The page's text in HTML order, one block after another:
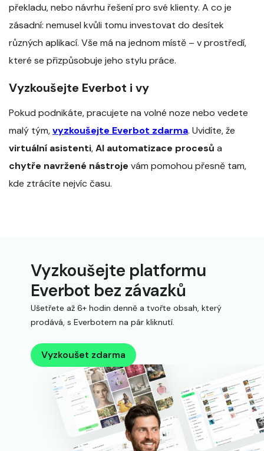
překladu, nebo návrhu řešení pro své klienty. A co je
zásadní: nemusel kvůli tomu investovat do desítek
různých aplikací. Vše má na jednom místě – v prostředí,
které se přizpůsobuje jeho stylu práce.
Vyzkoušejte Everbot i vy
Pokud podnikáte, pracujete na volné noze nebo vedete
malý tým,vyzkoušejte Everbot zdarma. Uvidíte, že
virtuální asistenti,AI automatizace procesů a
chytře navržené nástroje vám pomohou přesně tam,
kde ztrácíte nejvíc času.
Vyzkoušejte platformu
Everbot bez závazků
Ušetřete až 6+ hodin denně a tvořte obsah, který
prodává, s Everbotem na pár kliknutí.
Vyzkoušet zdarma